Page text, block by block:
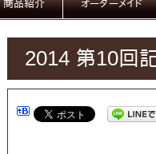
商品紹介 オーダーメイド
2014 第10回